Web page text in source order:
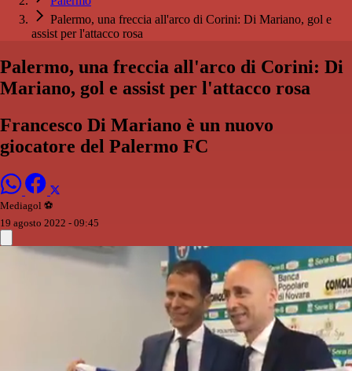
Palermo, una freccia all'arco di Corini: Di Mariano, gol e
assist per l'attacco rosa
Palermo, una freccia all'arco di Corini: Di
Mariano, gol e assist per l'attacco rosa
Francesco Di Mariano è un nuovo
giocatore del Palermo FC
Mediagol ⚽️️
19 agosto 2022 - 09:45